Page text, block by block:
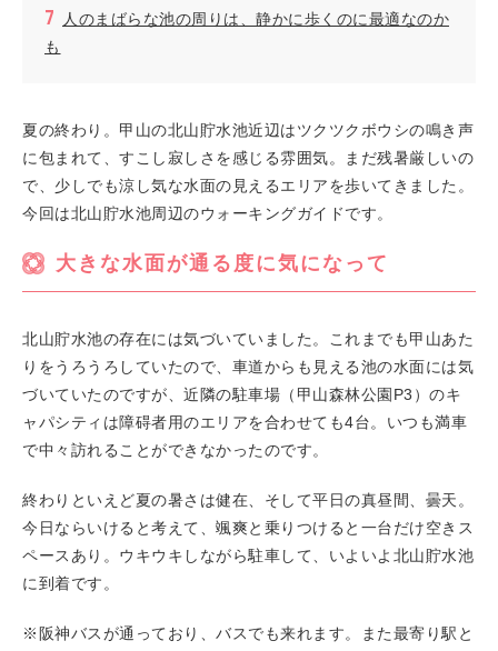
人のまばらな池の周りは、静かに歩くのに最適なのか
も
夏の終わり。甲山の北山貯水池近辺はツクツクボウシの鳴き声
に包まれて、すこし寂しさを感じる雰囲気。まだ残暑厳しいの
で、少しでも涼し気な水面の見えるエリアを歩いてきました。
今回は北山貯水池周辺のウォーキングガイドです。
大きな水面が通る度に気になって
北山貯水池の存在には気づいていました。これまでも甲山あた
りをうろうろしていたので、車道からも見える池の水面には気
づいていたのですが、近隣の駐車場（甲山森林公園P3）のキ
ャパシティは障碍者用のエリアを合わせても4台。いつも満車
で中々訪れることができなかったのです。
終わりといえど夏の暑さは健在、そして平日の真昼間、曇天。
今日ならいけると考えて、颯爽と乗りつけると一台だけ空きス
ペースあり。ウキウキしながら駐車して、いよいよ北山貯水池
に到着です。
※阪神バスが通っており、バスでも来れます。また最寄り駅と